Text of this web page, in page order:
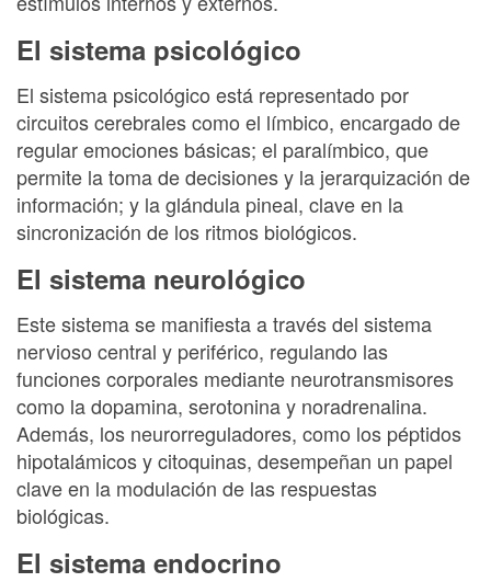
El sistema psicológico
El sistema psicológico está representado por
circuitos cerebrales como el límbico, encargado de
regular emociones básicas; el paralímbico, que
permite la toma de decisiones y la jerarquización de
información; y la glándula pineal, clave en la
sincronización de los ritmos biológicos.
El sistema neurológico
Este sistema se manifiesta a través del sistema
nervioso central y periférico, regulando las
funciones corporales mediante neurotransmisores
como la dopamina, serotonina y noradrenalina.
Además, los neurorreguladores, como los péptidos
hipotalámicos y citoquinas, desempeñan un papel
clave en la modulación de las respuestas
biológicas.
El sistema endocrino